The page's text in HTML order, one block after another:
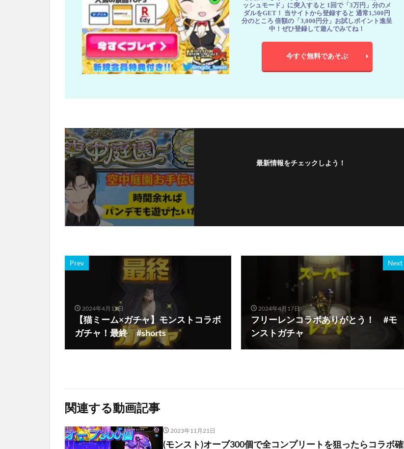
ッシュモード」に突入すると 1回で「3万円」分のメ
ダルをGET！ 当サイトから登録すると 通常1,500円
分のところ 倍額の「3,000円分」お試しポイント進呈
中！ぜひ登録して遊んでみてね！
今すぐ無料であそぶ
最新情報をチェックしよう！
Prev
2024年4月17日
【猫ミーム×ガチャ】モンストコラボ
ガチャ！最終 #shorts
Next
2024年4月17日
フリーレンコラボありがとう！ #モ
ンストガチャ
関連する動画記事
2023年11月21日
(モンスト)オーブ300個で全コンプリートを狙ったらコラボ確